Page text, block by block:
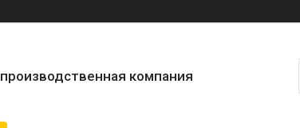
компания